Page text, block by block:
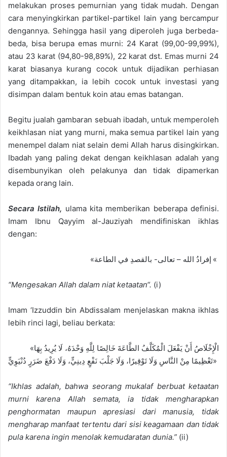
melakukan proses pemurnian yang tidak mudah. Dengan
cara menyingkirkan partikel-partikel lain yang bercampur
dengannya. Sehingga hasil yang diperoleh juga berbeda-
beda, bisa berupa emas murni: 24 Karat (99,00-99,99%),
atau 23 karat (94,80-98,89%), 22 karat dst. Emas murni 24
karat biasanya kurang cocok untuk dijadikan perhiasan
yang ditampakkan, ia lebih cocok untuk investasi yang
disimpan dalam bentuk koin atau emas batangan.
Begitu jualah gambaran sebuah ibadah, untuk memperoleh
keikhlasan niat yang murni, maka semua partikel lain yang
menempel dalam niat selain demi Allah harus disingkirkan.
Ibadah yang paling dekat dengan keikhlasan adalah yang
disembunyikan oleh pelakunya dan tidak dipamerkan
kepada orang lain.
Secara Istilah, ulama kita memberikan beberapa definisi.
Imam Ibnu Qayyim al-Jauziyah mendifiniskan ikhlas
dengan:
« إفرادُ الله – تعالى- بالقصدِ في الطاعة «
“Mengesakan Allah dalam niat ketaatan“. (i)
Imam ‘Izzuddin bin Abdissalam menjelaskan makna ikhlas
lebih rinci lagi, beliau berkata:
«الْإِخْلَاصُ أَنْ يَفْعَلَ الْمُكَلَّفُ الطَّاعَةَ خَالِصًا لِلَّهِ وَحْدَهُ، لَا يُرِيدُ بِهَا
تَعْظِيمًا مِنْ النَّاسِ وَلَا تَوْقِيرًا، وَلَا جَلْبَ نَفْعٍ دِينِيٍّ، وَلَا دَفْعَ ضَرَرٍ دُنْيَوِيٍّ»
“Ikhlas adalah, bahwa seorang mukalaf berbuat ketaatan
murni karena Allah semata, ia tidak mengharapkan
penghormatan maupun apresiasi dari manusia, tidak
mengharap manfaat tertentu dari sisi keagamaan dan tidak
pula karena ingin menolak kemudaratan dunia.” (ii)